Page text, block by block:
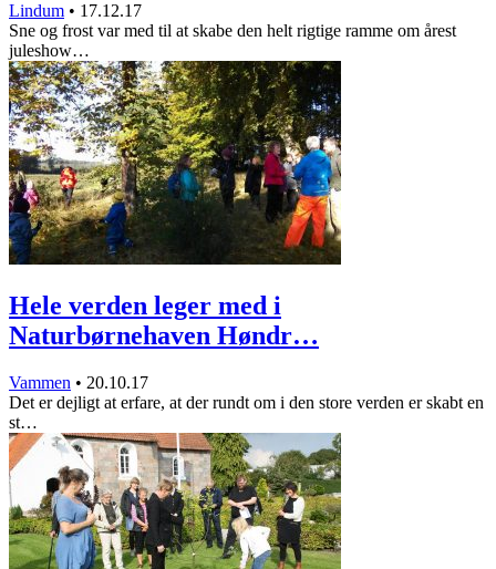
Lindum • 17.12.17
Sne og frost var med til at skabe den helt rigtige ramme om årest
juleshow…
Hele verden leger med i
Naturbørnehaven Høndr…
Vammen • 20.10.17
Det er dejligt at erfare, at der rundt om i den store verden er skabt en
st…